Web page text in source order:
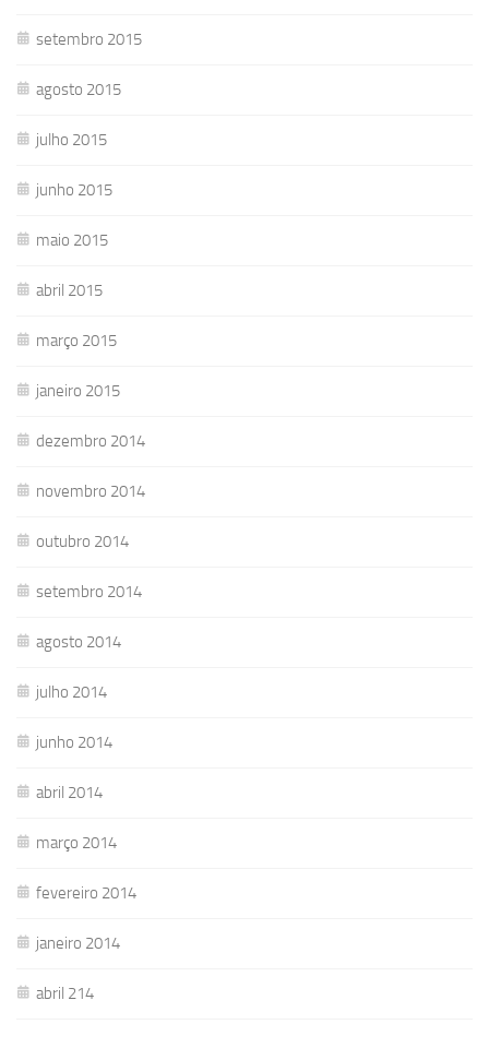
setembro 2015
agosto 2015
julho 2015
junho 2015
maio 2015
abril 2015
março 2015
janeiro 2015
dezembro 2014
novembro 2014
outubro 2014
setembro 2014
agosto 2014
julho 2014
junho 2014
abril 2014
março 2014
fevereiro 2014
janeiro 2014
abril 214